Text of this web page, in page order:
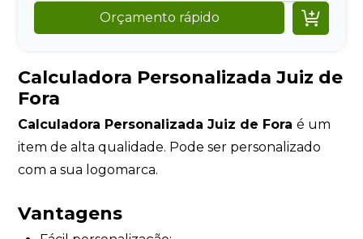
Orçamento rápido 
Calculadora Personalizada Juiz de
Fora
Calculadora Personalizada Juiz de Foraé um
item de alta qualidade. Pode ser personalizado
com a sua logomarca.
Vantagens